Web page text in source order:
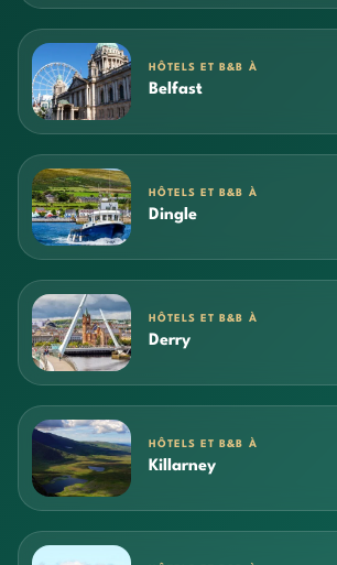
HÔTELS ET B&B À
Belfast
HÔTELS ET B&B À
Dingle
HÔTELS ET B&B À
Derry
HÔTELS ET B&B À
Killarney